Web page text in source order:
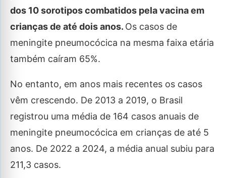
dos 10 sorotipos combatidos pela vacina em
crianças de até dois anos. Os casos de
meningite pneumocócica na mesma faixa etária
também caíram 65%.
No entanto, em anos mais recentes os casos
vêm crescendo. De 2013 a 2019, o Brasil
registrou uma média de 164 casos anuais de
meningite pneumocócica em crianças de até 5
anos. De 2022 a 2024, a média anual subiu para
211,3 casos.